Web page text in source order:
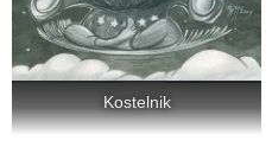
Kostelnik